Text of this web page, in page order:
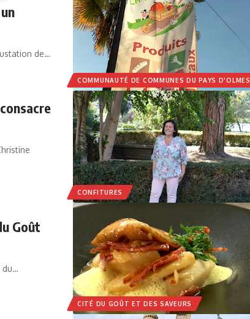
COMMUNAUTÉ DE COMMUNES DU PAYS D'OLMES
de…
CONFITURES
CITÉ DU GOÛT ET DES SAVEURS
Goût
du…